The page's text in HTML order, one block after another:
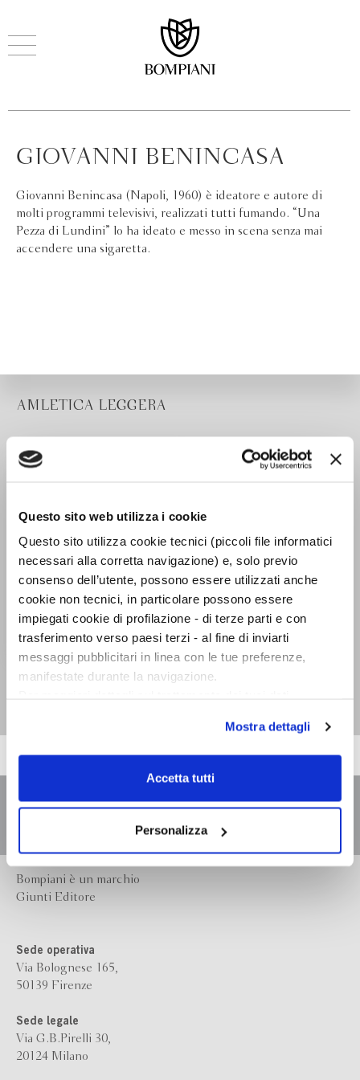
Questo sito web utilizza i cookie
Questo sito utilizza cookie tecnici (piccoli file informatici
necessari alla corretta navigazione) e, solo previo
consenso dell’utente, possono essere utilizzati anche
cookie non tecnici, in particolare possono essere
impiegati cookie di profilazione - di terze parti e con
trasferimento verso paesi terzi - al fine di inviarti
messaggi pubblicitari in linea con le tue preferenze,
manifestate durante la navigazione.
scelte privacy sui cookie, ti invitiamo a prendere visione
dell’informativa cookie.
Chiudendo il banner tramite la “X” prosegui la
dei soli cookie tecnici. Selezionando “Accetta tutti” presti
il tuo consenso alla profilazione che potrai revocare in
ogni momentoRevoca
Mostra dettagli
Accetta tutti
Personalizza
GIOVANNI BENINCASA
Giovanni Benincasa (Napoli, 1960) è ideatore e autore di
molti programmi televisivi, realizzati tutti fumando. “Una
Pezza di Lundini” lo ha ideato e messo in scena senza mai
accendere una sigaretta.
AMLETICA LEGGERA
Smettere di f.
Bompiani è un marchio
Giunti Editore
Sede operativa
Via Bolognese 165,
50139 Firenze
Sede legale
Via G.B.Pirelli 30,
20124 Milano